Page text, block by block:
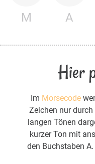
M A
Hier
Im Morsecode
Zeichen nur
langen Tönen
kurzer Ton mit
den Buchstaben